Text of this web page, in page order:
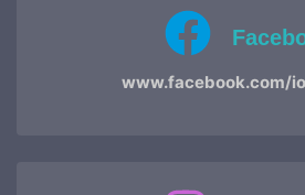
www.facebook.com/